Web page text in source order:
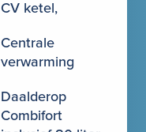
CV ketel,
Centrale
verwarming
Daalderop
Combifort